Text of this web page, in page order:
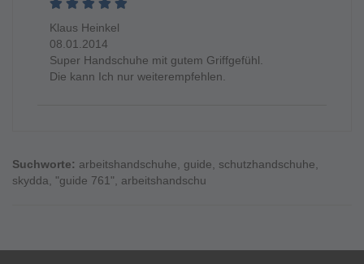
Klaus Heinkel
08.01.2014
Super Handschuhe mit gutem Griffgefühl.
Die kann Ich nur weiterempfehlen.
Suchworte: arbeitshandschuhe, guide, schutzhandschuhe,
skydda, "guide 761", arbeitshandschu